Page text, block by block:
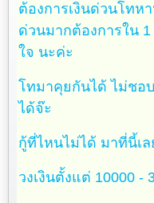
ต้องการเงินด่วนโทห
ด่วนมากต้องการใน
ใจ นะค่ะ
โทมาคุยกันได้ ไม่ชอ
ได้จ๊ะ
กู้ที่ไหนไม่ได้ มาที่นี้เ
วงเงินตั้งแต่ 10000 -